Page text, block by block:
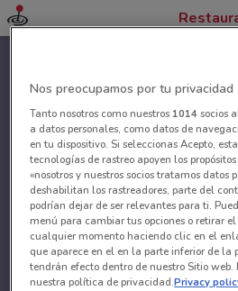
Nos preocupamos por tu privacidad
Tanto nosotros como nuestros 1014socios
a datos personales, como datos de
en tu dispositivo. Si seleccionas Acepto,
tecnologías de rastreo apoyen los
«nosotros y nuestros socios tratamos datos
deshabilitan los rastreadores, parte del
podrían dejar de ser relevantes para ti.
menú para cambiar tus opciones o retirar
cualquier momento haciendo clic en el
que aparece en el en la parte inferior de la
tendrán efecto dentro de nuestro Sitio web.
nuestra política de privacidad.Privacy